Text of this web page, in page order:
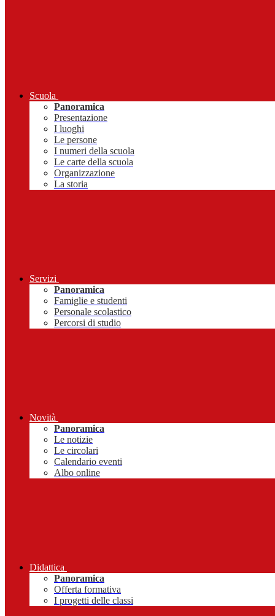
Scuola
Panoramica
Presentazione
I luoghi
Le persone
I numeri della scuola
Le carte della scuola
Organizzazione
La storia
Servizi
Panoramica
Famiglie e studenti
Personale scolastico
Percorsi di studio
Novità
Panoramica
Le notizie
Le circolari
Calendario eventi
Albo online
Didattica
Panoramica
Offerta formativa
I progetti delle classi